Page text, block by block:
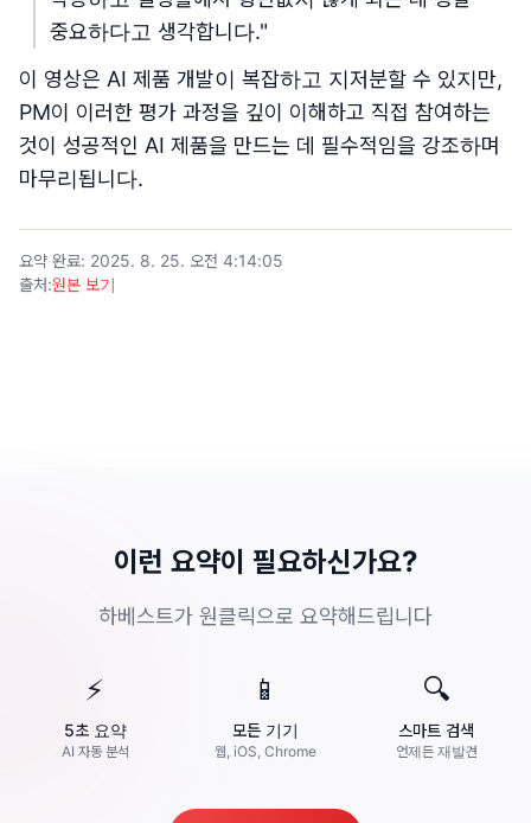
중요하다고 생각합니다."
이 영상은 AI 제품 개발이 복잡하고 지저분할 수 있지만,
PM이 이러한 평가 과정을 깊이 이해하고 직접 참여하는
것이 성공적인 AI 제품을 만드는 데 필수적임을 강조하며
마무리됩니다.
요약 완료: 2025. 8. 25. 오전 4:14:05
출처:원본 보기
이런 요약이 필요하신가요?
하베스트가 원클릭으로 요약해드립니다
⚡
5초 요약
AI 자동 분석
📱
모든 기기
웹, iOS, Chrome
🔍
스마트 검색
언제든 재발견